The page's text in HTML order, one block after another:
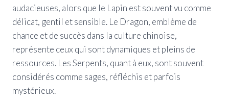
audacieuses, alors que le Lapin est souvent vu comme
délicat, gentil et sensible. Le Dragon, emblème de
chance et de succès dans la culture chinoise,
représente ceux qui sont dynamiques et pleins de
ressources. Les Serpents, quant à eux, sont souvent
considérés comme sages, réfléchis et parfois
mystérieux.